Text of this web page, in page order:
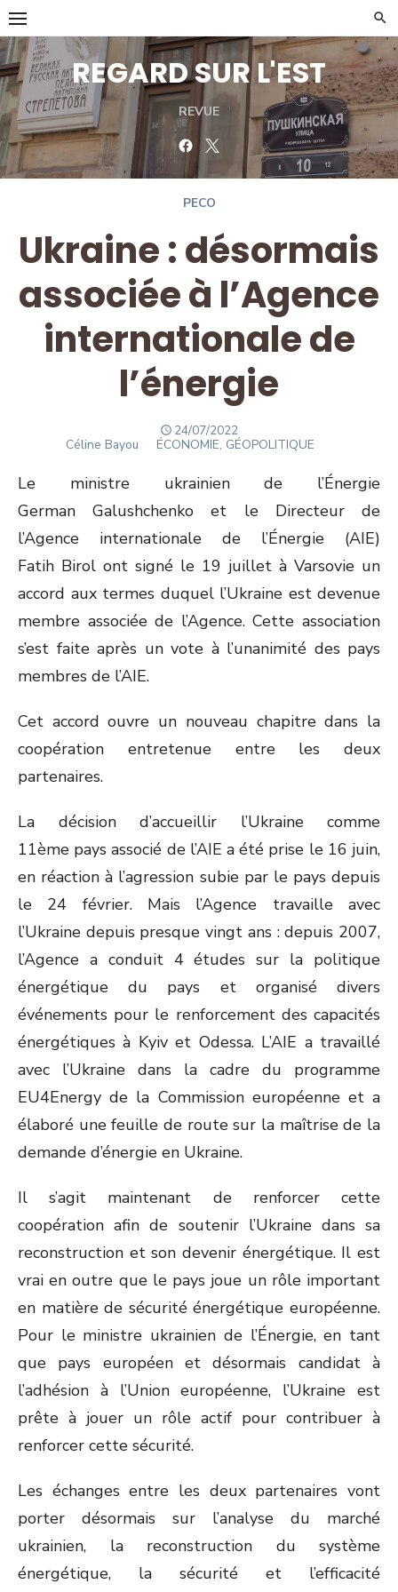
Skip
to
content
REGARD SUR L'EST
REVUE
FacebookTwitter
PECO
Ukraine : désormais
associée à l’Agence
internationale de
l’énergie
POSTED
ON
24/07/2022
Author
Céline Bayou ÉCONOMIE, GÉOPOLITIQUE
Le ministre ukrainien de l’Énergie
German Galushchenko et le Directeur de
l’Agence internationale de l’Énergie (AIE)
Fatih Birol ont signé le 19 juillet à Varsovie un
accord aux termes duquel l’Ukraine est devenue
membre associée de l’Agence. Cette association
s’est faite après un vote à l’unanimité des pays
membres de l’AIE.
Cet accord ouvre un nouveau chapitre dans la
coopération entretenue entre les deux
partenaires.
La décision d’accueillir l’Ukraine comme
11ème pays associé de l’AIE a été prise le 16 juin,
en réaction à l’agression subie par le pays depuis
le 24 février. Mais l’Agence travaille avec
l’Ukraine depuis presque vingt ans : depuis 2007,
l’Agence a conduit 4 études sur la politique
énergétique du pays et organisé divers
événements pour le renforcement des capacités
énergétiques à Kyiv et Odessa. L’AIE a travaillé
avec l’Ukraine dans la cadre du programme
EU4Energy de la Commission européenne et a
élaboré une feuille de route sur la maîtrise de la
demande d’énergie en Ukraine.
Il s’agit maintenant de renforcer cette
coopération afin de soutenir l’Ukraine dans sa
reconstruction et son devenir énergétique. Il est
vrai en outre que le pays joue un rôle important
en matière de sécurité énergétique européenne.
Pour le ministre ukrainien de l’Énergie, en tant
que pays européen et désormais candidat à
l’adhésion à l’Union européenne, l’Ukraine est
prête à jouer un rôle actif pour contribuer à
renforcer cette sécurité.
Les échanges entre les deux partenaires vont
porter désormais sur l’analyse du marché
ukrainien, la reconstruction du système
énergétique, la sécurité et l’efficacité